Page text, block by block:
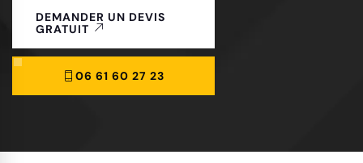
DEMANDER UN DEVIS
GRATUIT
06 61 60 27 23